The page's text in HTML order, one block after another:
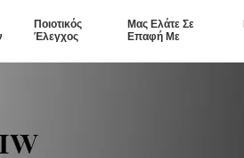
Ποιοτικός
Έλεγχος
Μας Ελάτε Σε
Επαφή Με